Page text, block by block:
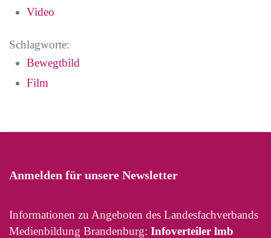
Video
Schlagworte:
Bewegtbild
Film
Anmelden für unsere Newsletter
Informationen zu Angeboten des Landesfachverbands
Medienbildung Brandenburg: Infoverteiler lmb